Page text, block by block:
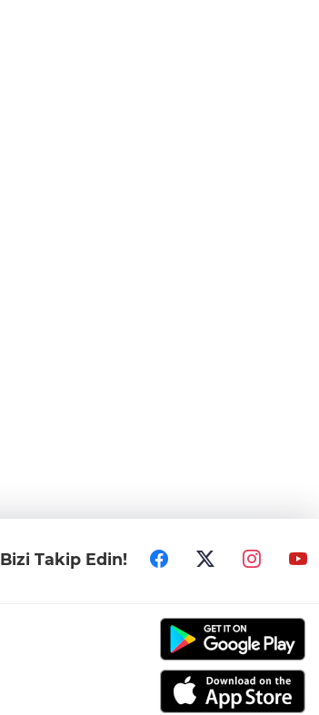
Bizi Takip Edin!